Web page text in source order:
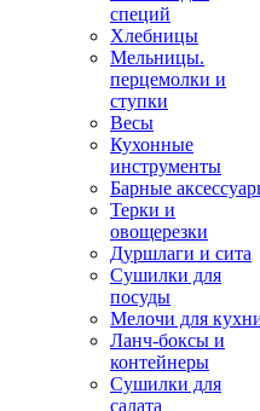
специй
Хлебницы
Мельницы.
перцемолки и
ступки
Весы
Кухонные
инструменты
Барные
Терки и
овощерезки
Дуршлаги и сита
Сушилки для
посуды
Мелочи для
Ланч-боксы и
контейнеры
Сушилки для
салата